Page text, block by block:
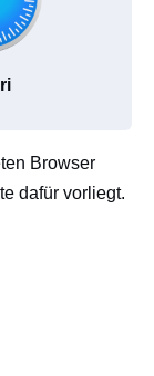
Browser
dafür vorliegt.